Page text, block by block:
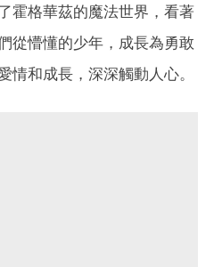
霍格華茲的魔法世界，看著
從懵懂的少年，成長為勇敢
情和成長，深深觸動人心。